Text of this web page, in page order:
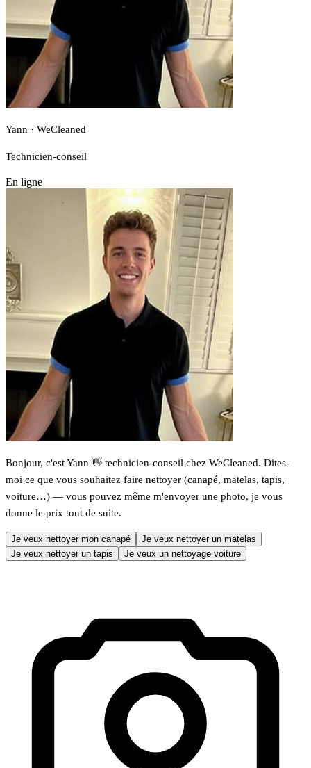
Yann · WeCleaned
Technicien-conseil
En ligne
Bonjour, c'est Yann 👋 technicien-conseil chez WeCleaned. Dites-
moi ce que vous souhaitez faire nettoyer (canapé, matelas, tapis,
voiture…) — vous pouvez même m'envoyer une photo, je vous
donne le prix tout de suite.
Je veux nettoyer mon canapé
Je veux nettoyer un matelas
Je veux nettoyer un tapis
Je veux un nettoyage voiture